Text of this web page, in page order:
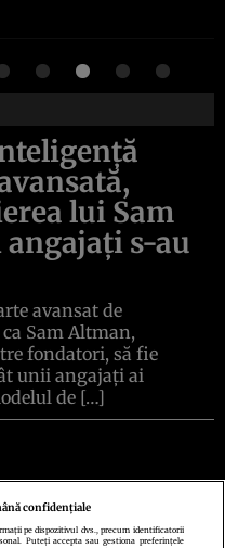
lui Sam
s-au
avansat de
Sam Altman,
fondatori, să fie
unii angajați ai
de […]
confidențiale
pe dispozitivul dvs., precum identificatorii
Puteți accepta sau gestiona preferințele